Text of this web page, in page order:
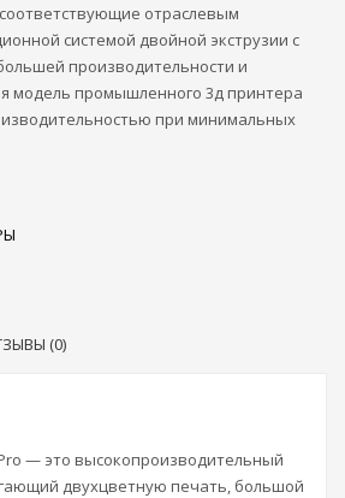
отраслевым
системой двойной экструзии с
производительности и
модель промышленного 3д принтера
при минимальных
(0)
— это высокопроизводительный
двухцветную печать, большой